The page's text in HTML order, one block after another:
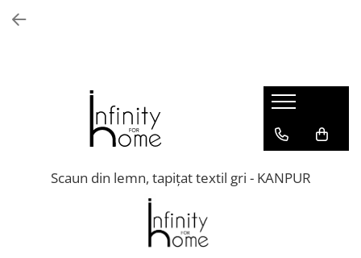
Biblioteci și rafturi
Masute auxiliare
Comode living
Scaun din lemn, tapițat textil gri - KANPUR